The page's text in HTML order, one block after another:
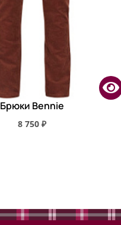
Брюки Bennie
8 750 ₽